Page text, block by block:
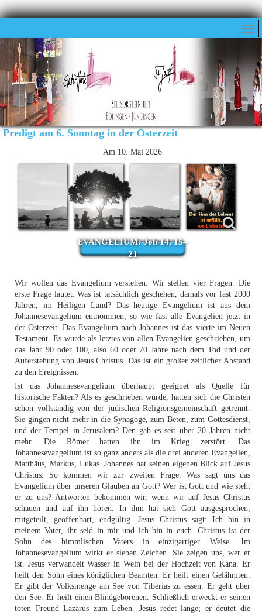
Predigt am 6. Sonntag in der Osterzeit
Am 10. Mai 2026
EVANGELIUM: Joh 14, 15–
21
Wir wollen das Evangelium verstehen. Wir stellen vier Fragen. Die
erste Frage lautet: Was ist tatsächlich geschehen, damals vor fast 2000
Jahren, im Heiligen Land? Das heutige Evangelium ist aus dem
Johannesevangelium entnommen, so wie fast alle Evangelien jetzt in
der Osterzeit. Das Evangelium nach Johannes ist das vierte im Neuen
Testament. Es wurde als letztes von allen Evangelien geschrieben, um
das Jahr 90 oder 100, also 60 oder 70 Jahre nach dem Tod und der
Auferstehung von Jesus Christus. Das ist ein großer zeitlicher Abstand
zu den Ereignissen.
Ist das Johannesevangelium überhaupt geeignet als Quelle für
historische Fakten? Als es geschrieben wurde, hatten sich die Christen
schon vollständig von der jüdischen Religionsgemeinschaft getrennt.
Sie gingen nicht mehr in die Synagoge, zum Beten, zum Gottesdienst,
und der Tempel in Jerusalem? Den gab es seit über 20 Jahren nicht
mehr. Die Römer hatten ihn im Krieg zerstört. Das
Johannesevangelium ist so ganz anders als die drei anderen Evangelien,
Matthäus, Markus, Lukas. Johannes hat seinen eigenen Blick auf Jesus
Christus. So kommen wir zur zweiten Frage. Was sagt uns das
Evangelium über unseren Glauben an Gott? Wer ist Gott und wie steht
er zu uns? Antworten bekommen wir, wenn wir auf Jesus Christus
schauen und auf ihn hören. In ihm hat sich Gott ausgesprochen,
mitgeteilt, geoffenbart, endgültig. Jesus Christus sagt: Ich bin in
meinem Vater, ihr seid in mir und ich bin in euch. Christus ist der
Sohn des himmlischen Vaters in einzigartiger Weise. Im
Johannesevangelium wirkt er sieben Zeichen. Sie zeigen uns, wer er
ist. Jesus verwandelt Wasser in Wein bei der Hochzeit von Kana. Er
heilt den Sohn eines königlichen Beamten. Er heilt einen Gelähmten.
Er gibt der Volksmenge am See von Tiberias zu essen. Er geht über
den See. Er heilt einen Blindgeborenen. Schließlich erweckt er seinen
toten Freund Lazarus zum Leben. Jesus redet lange; er deutet die